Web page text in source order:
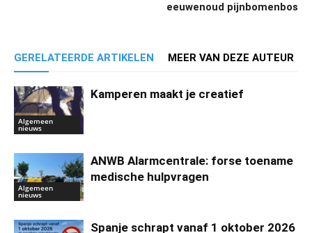
eeuwenoud pijnbomenbos
GERELATEERDE ARTIKELEN MEER VAN DEZE AUTEUR
Algemeen
nieuws
Kamperen maakt je creatief
Algemeen
nieuws
ANWB Alarmcentrale: forse toename
medische hulpvragen
Spanje schrapt vanaf 1 oktober 2026